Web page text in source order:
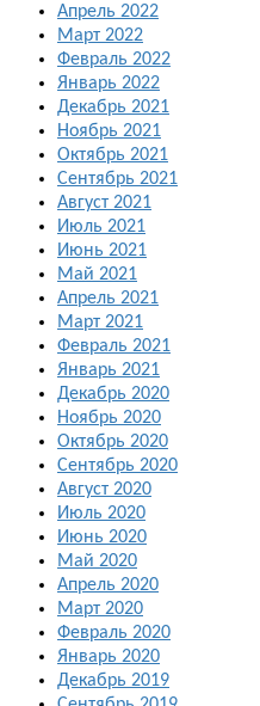
Апрель 2022
Март 2022
Февраль 2022
Январь 2022
Декабрь 2021
Ноябрь 2021
Октябрь 2021
Сентябрь 2021
Август 2021
Июль 2021
Июнь 2021
Май 2021
Апрель 2021
Март 2021
Февраль 2021
Январь 2021
Декабрь 2020
Ноябрь 2020
Октябрь 2020
Сентябрь 2020
Август 2020
Июль 2020
Июнь 2020
Май 2020
Апрель 2020
Март 2020
Февраль 2020
Январь 2020
Декабрь 2019